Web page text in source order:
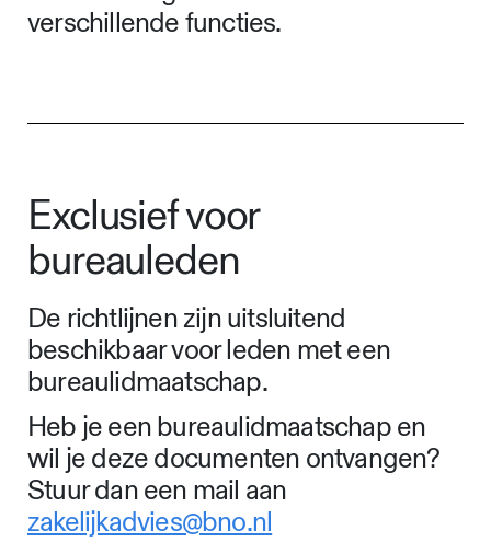
verschillende functies.
Exclusief voor
bureauleden
De richtlijnen zijn uitsluitend
beschikbaar voor leden met een
bureaulidmaatschap.
Heb je een bureaulidmaatschap en
wil je deze documenten ontvangen?
Stuur dan een mail aan
zakelijkadvies@bno.nl